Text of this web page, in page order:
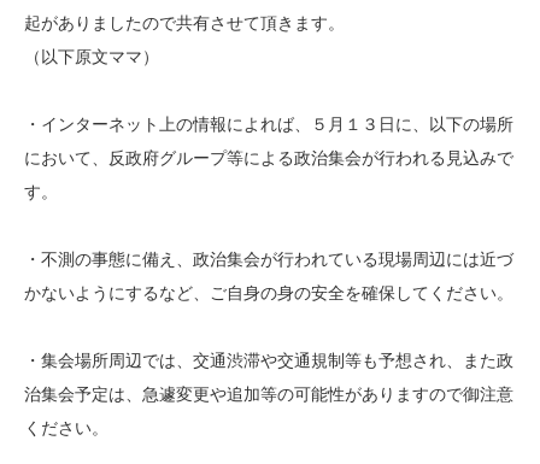
起がありましたので共有させて頂きます。
（以下原文ママ）
・インターネット上の情報によれば、５月１３日に、以下の場所
において、反政府グループ等による政治集会が行われる見込みで
す。
・不測の事態に備え、政治集会が行われている現場周辺には近づ
かないようにするなど、ご自身の身の安全を確保してください。
・集会場所周辺では、交通渋滞や交通規制等も予想され、また政
治集会予定は、急遽変更や追加等の可能性がありますので御注意
ください。